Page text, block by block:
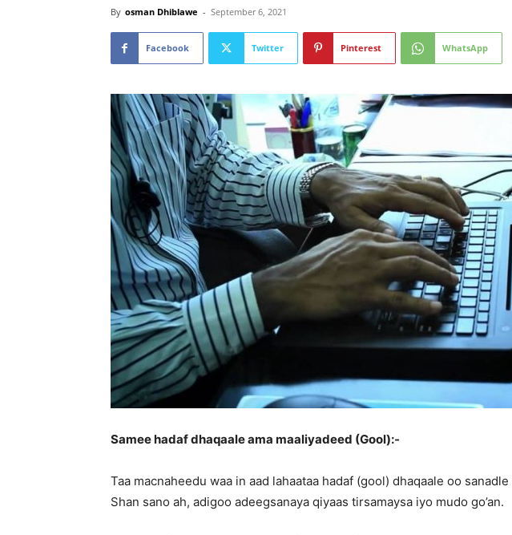
By osman Dhiblawe - September 6, 2021
Facebook Twitter Pinterest WhatsApp
Samee hadaf dhaqaale ama maaliyadeed (Gool):-
Taa macnaheedu waa in aad lahaataa hadaf (gool) dhaqaale oo
Shan sano ah, adigoo adeegsanaya qiyaas tirsamaysa iyo mudo go’an.